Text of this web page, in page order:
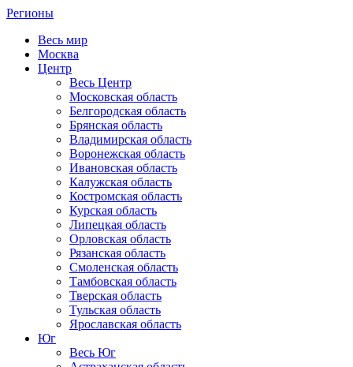
Регионы
Весь мир
Москва
Центр
Весь Центр
Московская область
Белгородская область
Брянская область
Владимирская область
Воронежская область
Ивановская область
Калужская область
Костромская область
Курская область
Липецкая область
Орловская область
Рязанская область
Смоленская область
Тамбовская область
Тверская область
Тульская область
Ярославская область
Юг
Весь Юг